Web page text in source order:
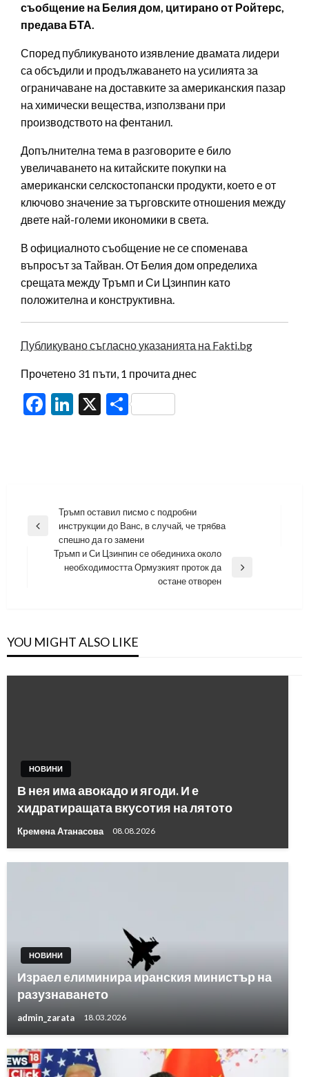
съобщение на Белия дом, цитирано от Ройтерс,
предава БТА.
Според публикуваното изявление двамата лидери
са обсъдили и продължаването на усилията за
ограничаване на доставките за американския пазар
на химически вещества, използвани при
производството на фентанил.
Допълнителна тема в разговорите е било
увеличаването на китайските покупки на
американски селскостопански продукти, което е от
ключово значение за търговските отношения между
двете най-големи икономики в света.
В официалното съобщение не се споменава
въпросът за Тайван. От Белия дом определиха
срещата между Тръмп и Си Цзинпин като
положителна и конструктивна.
Публикувано съгласно указанията на Fakti.bg
Прочетено 31 пъти, 1 прочита днес
Facebook
LinkedIn
X Share
Навигация
Previous
Тръмп оставил писмо с подробни
инструкции до Ванс, в случай, че трябва
спешно да го замени
Тръмп и Си Цзинпин се обединиха около
необходимостта Ормузкият проток да
остане отворен
YOU MIGHT ALSO LIKE
НОВИНИ
В нея има авокадо и ягоди. И е
хидратиращата вкусотия на лятото
Кремена Атанасова 08.08.2026
НОВИНИ
Израел елиминира иранския министър на
разузнаването
admin_zarata 18.03.2026